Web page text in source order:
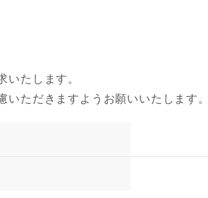
たします。
ただきますようお願いいたします。